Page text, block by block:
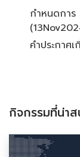
กำหนดการ
คำประกาศ
กิจกรรมที่น่าส